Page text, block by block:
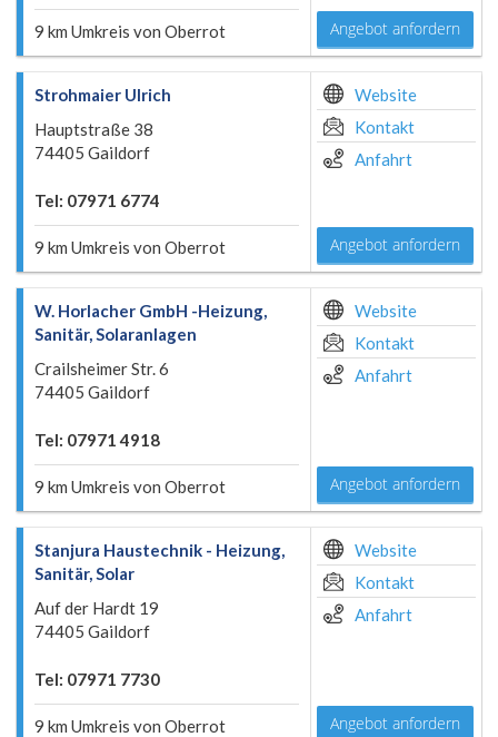
9 km Umkreis von Oberrot Angebot anfordern
Strohmaier Ulrich
Hauptstraße 38
74405 Gaildorf
Tel: 07971 6774
9 km Umkreis von Oberrot
Website
Kontakt
Anfahrt
Angebot anfordern
W. Horlacher GmbH -Heizung,
Sanitär, Solaranlagen
Crailsheimer Str. 6
74405 Gaildorf
Tel: 07971 4918
9 km Umkreis von Oberrot
Website
Kontakt
Anfahrt
Angebot anfordern
Stanjura Haustechnik - Heizung,
Sanitär, Solar
Auf der Hardt 19
74405 Gaildorf
Tel: 07971 7730
9 km Umkreis von Oberrot
Website
Kontakt
Anfahrt
Angebot anfordern